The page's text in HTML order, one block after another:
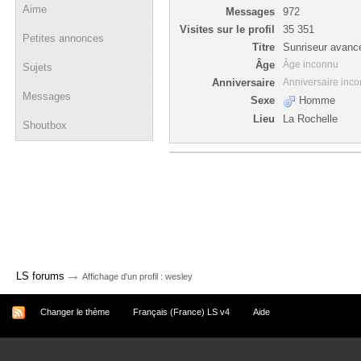
Aime
Petites annonces
Sujets
Messages
Shoutbox
Messages
972
Visites sur le profil
35 351
Titre
Sunriseur
Âge
Âge inconnu
Anniversaire Anniversaire
Sexe
Homme
Lieu
La Rochelle
LS forums → Affichage d'un profil : wesley
Changer le thème Français (France) LS v4 Aide